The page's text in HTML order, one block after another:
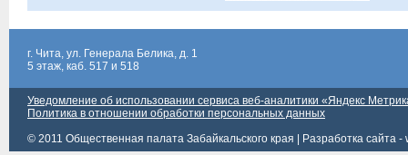
г. Чита, ул. Генерала Белика, д. 1
5 этаж, каб. 517 и 518
Уведомление об использовании сервиса веб-аналитики «Яндекс
Политика в отношении обработки персональных данных
© 2011 Общественная палата Забайкальского края |
Разработка сайта -